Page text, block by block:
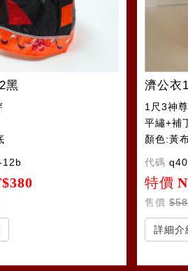
黑
12b
濟公衣
1尺3神
平繡+補
顏色:黃
代碼
特價
售價
詳細介